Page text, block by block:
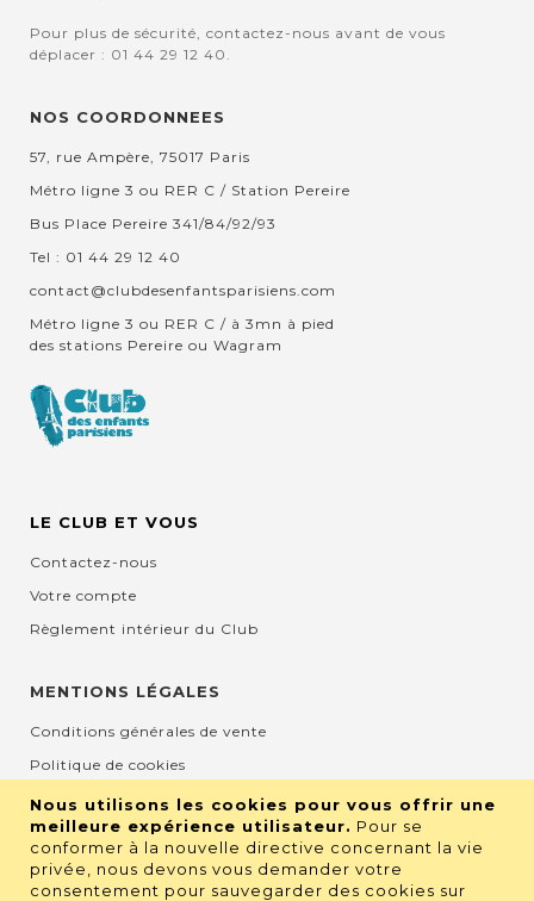
Nous utilisons les cookies pour vous offrir une
meilleure expérience utilisateur. Pour se
conformer à la nouvelle directive concernant la vie
privée, nous devons vous demander votre
consentement pour sauvegarder des cookies sur
Pour plus de sécurité, contactez-nous avant de vous
déplacer : 01 44 29 12 40.
NOS COORDONNEES
57, rue Ampère, 75017 Paris
Métro ligne 3 ou RER C / Station Pereire
Bus Place Pereire 341/84/92/93
Tel : 01 44 29 12 40
contact@clubdesenfantsparisiens.com
Métro ligne 3 ou RER C / à 3mn à pied
des stations Pereire ou Wagram
LE CLUB ET VOUS
Contactez-nous
Votre compte
Règlement intérieur du Club
MENTIONS LÉGALES
Conditions générales de vente
Politique de cookies
Mentions légales et CGU
Protection de la vie privée
RETROUVEZ NOUS SUR LES RÉSEAUX